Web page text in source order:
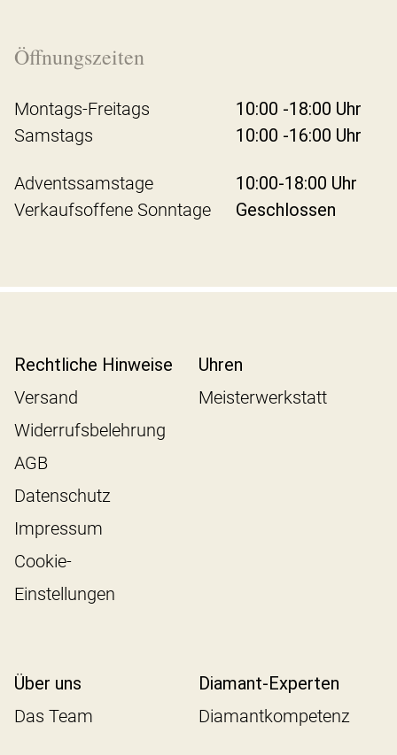
Öffnungszeiten
Montags-Freitags
10:00 -18:00 Uhr
Samstags
10:00 -16:00 Uhr
Adventssamstage
10:00-18:00 Uhr
Verkaufsoffene Sonntage
Geschlossen
Rechtliche Hinweise
Versand
Widerrufsbelehrung
AGB
Datenschutz
Impressum
Cookie-
Einstellungen
Uhren
Meisterwerkstatt
Über uns
Das Team
Diamant-Experten
Diamantkompetenz